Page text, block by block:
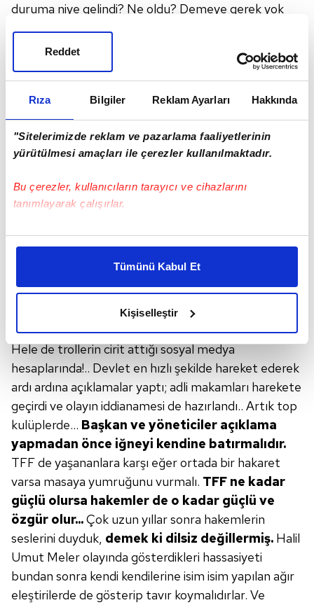
Rıza Bilgiler Reklam Ayarları Hakkında
"Sitelerimizde reklam ve pazarlama faaliyetlerinin
yürütülmesi amaçları ile çerezler kullanılmaktadır.
Bu çerezler, kullanıcıların tarayıcı ve cihazlarını
tanımlayarak çalışırlar.
Bu çerezlere izin vermeniz halinde sizlere özel
daha iyi reklam deneyimi yaşatabiliriz. Bunu yaparken
amacımızın size daha iyi bir reklam deneyimi sunmak
elimizden gelen çabayı gösterdiğimizi ve bu noktada,
kalemimiz olduğunu sizlere hatırlatmak isteriz.
Her halükârda, kullanıcılar, bu çerezlere izin vermedikleri
takdirde, kullanıcılara hedefli reklamlar
gösterilmeyecektir."
Sizlere daha iyi bir hizmet sunabilmek için İnternet
Sitemizde kendimize ve üçüncü kişilere ait çerezler
kullanılmaktadır. Bu çerezler vasıtasıyla çeşitli kişisel
verileriniz işlenmekte olup gerekli olan çerezler bilgi
toplumu hizmetlerinin sunulması amacıyla
kullanılmaktadır. Diğer çerezler, sitemizin daha işlevsel
kılınması ve kişiselleştirilmesi ve sizlere yönelik
reklam/pazarlama faaliyetlerinin yapılması, amaçlarıyla
sınırlı olarak açık rızanız dahilinde kullanılacaktır.
Tümünü Kabul Et
Kişiselleştir
Reddet
duruma niye gelindi? Ne oldu? Demeye gerek yok
artık...Herkessorumlu!
Hakemleri elbette eleştirmeye her kesim devam
edecek. Çünkü yapılan hataların bazen izahı olmuyor
ama hedef gösterip topluma bir hakem nefreti
yaymak umarım bundan sonra olmaz.
Hele de trollerin cirit attığı sosyal medya
hesaplarında!.. Devlet en hızlı şekilde hareket ederek
ardı ardına açıklamalar yaptı; adli makamları harekete
geçirdi ve olayın iddianamesi de hazırlandı.. Artık top
kulüplerde... Başkan ve yöneticiler açıklama
yapmadan önce iğneyi kendine batırmalıdır.
TFF de yaşananlara karşı eğer ortada bir hakaret
varsa masaya yumruğunu vurmalı. TFF ne kadar
güçlü olursa hakemler de o kadar güçlü ve
özgür olur...Çok uzun yıllar sonra hakemlerin
seslerini duyduk, demek ki dilsiz değillermiş. Halil
Umut Meler olayında gösterdikleri hassasiyeti
bundan sonra kendi kendilerine isim isim yapılan ağır
eleştirilerde de gösterip tavır koymalıdırlar. Ve